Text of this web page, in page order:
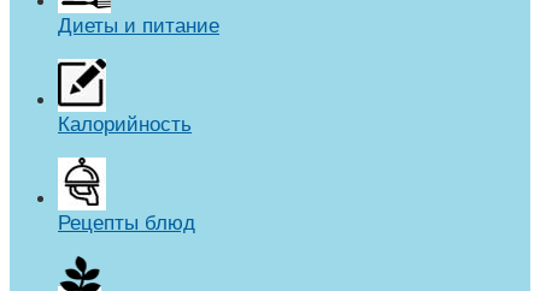
Диеты и питание
Калорийность
Рецепты блюд